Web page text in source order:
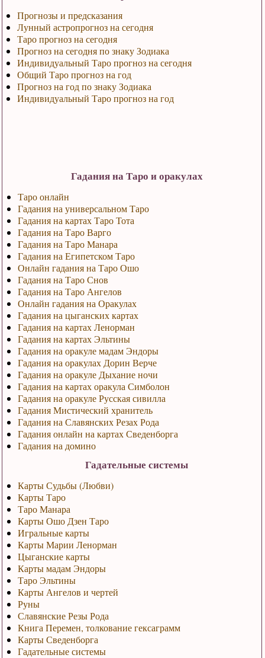
Прогнозы и предсказания
Лунный астропрогноз на сегодня
Таро прогноз на сегодня
Прогноз на сегодня по знаку Зодиака
Индивидуальный Таро прогноз на сегодня
Общий Таро прогноз на год
Прогноз на год по знаку Зодиака
Индивидуальный Таро прогноз на год
Гадания на Таро и оракулах
Таро онлайн
Гадания на универсальном Таро
Гадания на картах Таро Тота
Гадания на Таро Варго
Гадания на Таро Манара
Гадания на Египетском Таро
Онлайн гадания на Таро Ошо
Гадания на Таро Снов
Гадания на Таро Ангелов
Онлайн гадания на Оракулах
Гадания на цыганских картах
Гадания на картах Ленорман
Гадания на картах Эльтины
Гадания на оракуле мадам Эндоры
Гадания на оракулах Дорин Верче
Гадания на оракуле Дыхание ночи
Гадания на картах оракула Симболон
Гадания на оракуле Русская сивилла
Гадания Мистический хранитель
Гадания на Славянских Резах Рода
Гадания онлайн на картах Сведенборга
Гадания на домино
Гадательные системы
Карты Судьбы (Любви)
Карты Таро
Таро Манара
Карты Ошо Дзен Таро
Игральные карты
Карты Марии Ленорман
Цыганские карты
Карты мадам Эндоры
Таро Эльтины
Карты Ангелов и чертей
Руны
Славянские Резы Рода
Книга Перемен, толкование гексаграмм
Карты Сведенборга
Гадательные системы